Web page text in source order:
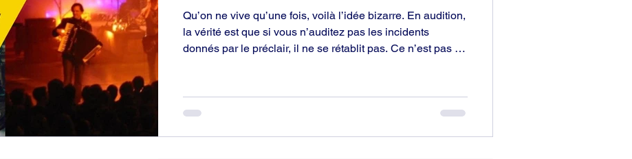
Qu’on ne vive qu’une fois, voilà l’idée bizarre. En audition,
la vérité est que si vous n’auditez pas les incidents
donnés par le préclair, il ne se rétablit pas. Ce n’est pas le